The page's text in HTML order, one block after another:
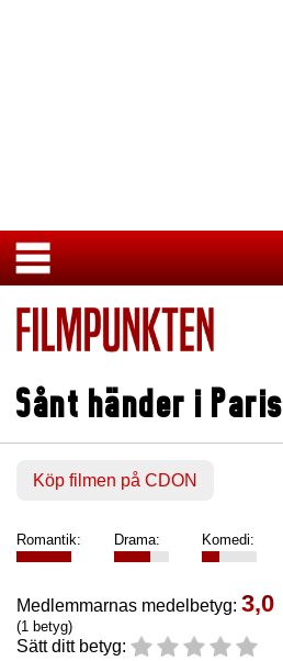
Sånt händer i Paris
Köp filmen på CDON
Romantik: Drama: Komedi:
Medlemmarnas medelbetyg: 3,0
(1 betyg)
Sätt ditt betyg: